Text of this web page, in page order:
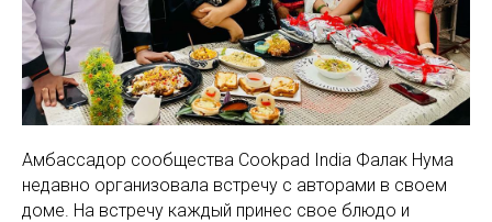
Амбассадор сообщества Cookpad India Фалак Нума
недавно организовала встречу с авторами в своем
доме. На встречу каждый принес свое блюдо и